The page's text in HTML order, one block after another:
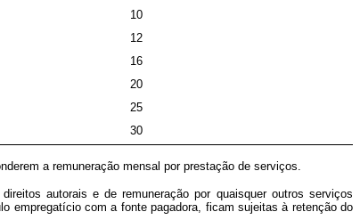
10
12
16
20
25
30
a remuneração mensal por prestação de serviços.
autorais e de remuneração por quaisquer outros serviços
empregatício com a fonte pagadora, ficam sujeitas à retenção do